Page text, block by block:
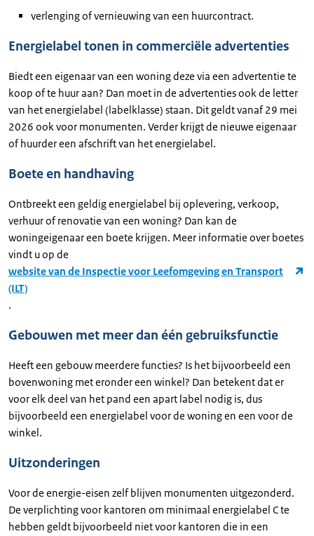
verlenging of vernieuwing van een huurcontract.
Energielabel tonen in commerciële advertenties
Biedt een eigenaar van een woning deze via een advertentie te
koop of te huur aan? Dan moet in de advertenties ook de letter
van het energielabel (labelklasse) staan. Dit geldt vanaf 29 mei
2026 ook voor monumenten. Verder krijgt de nieuwe eigenaar
of huurder een afschrift van het energielabel.
Boete en handhaving
Ontbreekt een geldig energielabel bij oplevering, verkoop,
verhuur of renovatie van een woning? Dan kan de
woningeigenaar een boete krijgen. Meer informatie over boetes
vindt u op de
website van de Inspectie voor Leefomgeving en Transport
(ILT)
.
Gebouwen met meer dan één gebruiksfunctie
Heeft een gebouw meerdere functies? Is het bijvoorbeeld een
bovenwoning met eronder een winkel? Dan betekent dat er
voor elk deel van het pand een apart label nodig is, dus
bijvoorbeeld een energielabel voor de woning en een voor de
winkel.
Uitzonderingen
Voor de energie-eisen zelf blijven monumenten uitgezonderd.
De verplichting voor kantoren om minimaal energielabel C te
hebben geldt bijvoorbeeld niet voor kantoren die in een